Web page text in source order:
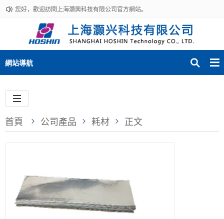
您好，歡迎訪問上海灝興科技有限公司官方網站。
網站導航
首頁 公司產品 耗材 正文